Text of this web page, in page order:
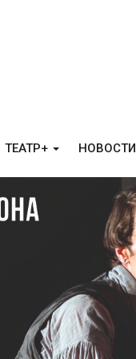
ТЕАТР+ НОВОСТИ
КОНТАКТЫ